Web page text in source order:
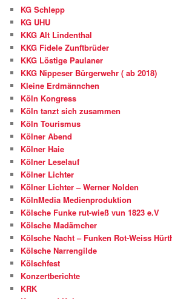
KG Schlepp
KG UHU
KKG Alt Lindenthal
KKG Fidele Zunftbrüder
KKG Löstige Paulaner
KKG Nippeser Bürgerwehr ( ab 2018)
Kleine Erdmännchen
Köln Kongress
Köln tanzt sich zusammen
Köln Tourismus
Kölner Abend
Kölner Haie
Kölner Leselauf
Kölner Lichter
Kölner Lichter – Werner Nolden
KölnMedia Medienproduktion
Kölsche Funke rut-wieß vun 1823 e.V
Kölsche Madämcher
Kölsche Nacht – Funken Rot-Weiss
Kölsche Narrengilde
Kölschfest
Konzertberichte
KRK